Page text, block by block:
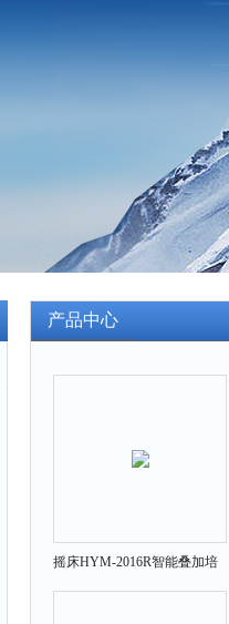
产品中心
摇床HYM-2016R智能叠加培
养振荡器往复式